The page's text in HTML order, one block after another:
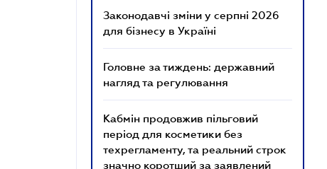
Законодавчі зміни у серпні 2026
для бізнесу в Україні
Головне за тиждень: державний
нагляд та регулювання
Кабмін продовжив пільговий
період для косметики без
техрегламенту, та реальний строк
значно коротший за заявлений